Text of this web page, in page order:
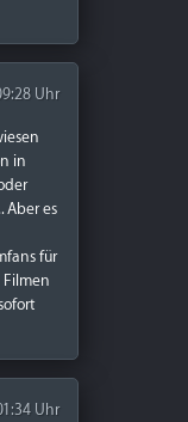
Uhr
in
Aber es
für
Filmen
Uhr